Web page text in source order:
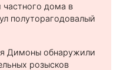
дома в
полуторагодовалый
Димоны обнаружили
розысков